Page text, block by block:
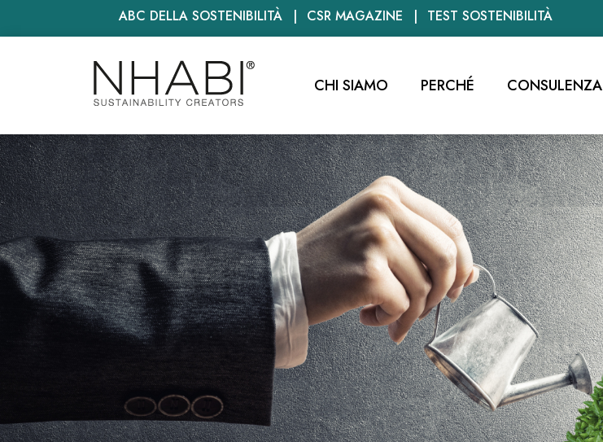
ABC DELLA SOSTENIBILITÀ CSR MAGAZINE TEST SOSTENIBILITÀ
CHI SIAMO PERCHÉ CONSULENZA